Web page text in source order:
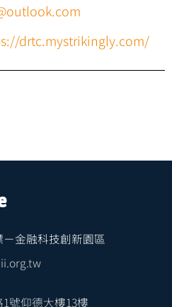
drtc.mystrikingly.com/
金融科技創新園區
號仰德大樓13樓